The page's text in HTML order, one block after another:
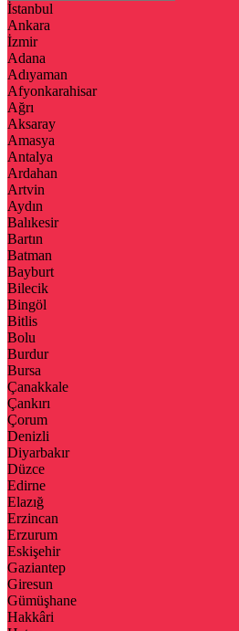
İstanbul
Ankara
İzmir
Adana
Adıyaman
Afyonkarahisar
Ağrı
Aksaray
Amasya
Antalya
Ardahan
Artvin
Aydın
Balıkesir
Bartın
Batman
Bayburt
Bilecik
Bingöl
Bitlis
Bolu
Burdur
Bursa
Çanakkale
Çankırı
Çorum
Denizli
Diyarbakır
Düzce
Edirne
Elazığ
Erzincan
Erzurum
Eskişehir
Gaziantep
Giresun
Gümüşhane
Hakkâri